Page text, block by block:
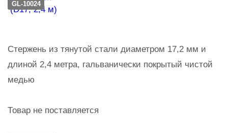
GL-10024
Стержень из тянутой стали диаметром 17,2 мм и
длиной 2,4 метра, гальванически покрытый чистой
медью
Товар не поставляется